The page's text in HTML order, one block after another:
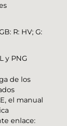
R: HV; G:
y PNG
de los
el manual
enlace: